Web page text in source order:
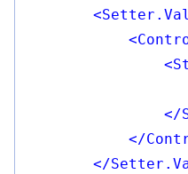
<
<
<
</
</
</